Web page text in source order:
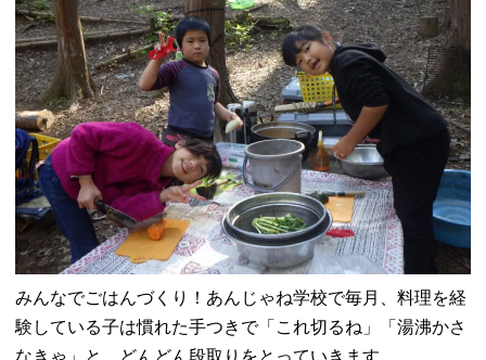
みんなでごはんづくり！あんじゃね学校で毎月、料理を経
験している子は慣れた手つきで「これ切るね」「湯沸かさ